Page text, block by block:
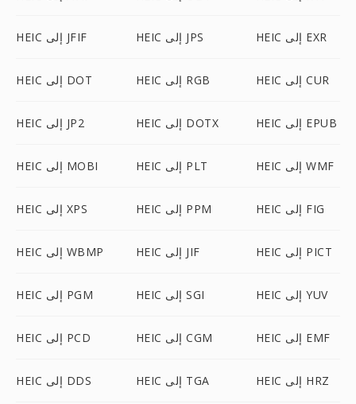
HEIC إلى JFIF HEIC إلى JPS HEIC إلى EXR
HEIC إلى DOT HEIC إلى RGB HEIC إلى CUR
HEIC إلى JP2 HEIC إلى DOTX HEIC إلى EPUB
HEIC إلى MOBI HEIC إلى PLT HEIC إلى WMF
HEIC إلى XPS HEIC إلى PPM HEIC إلى FIG
HEIC إلى WBMP HEIC إلى JIF HEIC إلى PICT
HEIC إلى PGM HEIC إلى SGI HEIC إلى YUV
HEIC إلى PCD HEIC إلى CGM HEIC إلى EMF
HEIC إلى DDS HEIC إلى TGA HEIC إلى HRZ